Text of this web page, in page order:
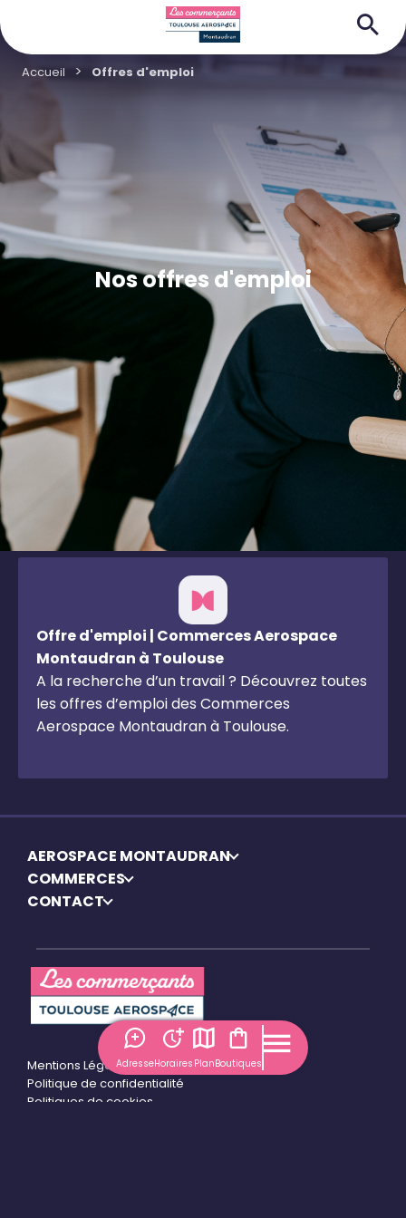
AdresseHoraires PlanBoutiques
Accueil Offres d'emploi
Nos offres d'emploi
Offre d'emploi | Commerces Aerospace
Montaudran à Toulouse
A la recherche d’un travail ? Découvrez toutes
les offres d’emploi des Commerces
Aerospace Montaudran à Toulouse.
AEROSPACE MONTAUDRAN
COMMERCES
CONTACT
Mentions Légales
Politique de confidentialité
Politiques de cookies